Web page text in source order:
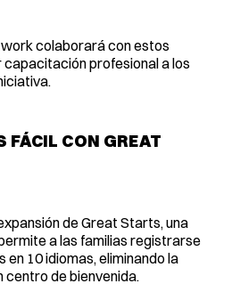
colaborará con estos
profesional a los
FÁCIL CON GREAT
de Great Starts, una
a las familias registrarse
en 10 idiomas, eliminando la
centro de bienvenida.